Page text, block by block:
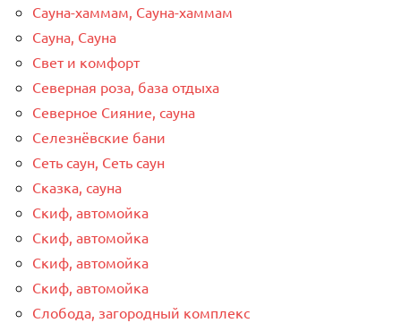
Сауна-хаммам, Сауна-хаммам
Сауна, Сауна
Свет и комфорт
Северная роза, база отдыха
Северное Сияние, сауна
Селезнёвские бани
Сеть саун, Сеть саун
Сказка, сауна
Скиф, автомойка
Скиф, автомойка
Скиф, автомойка
Скиф, автомойка
Слобода, загородный комплекс